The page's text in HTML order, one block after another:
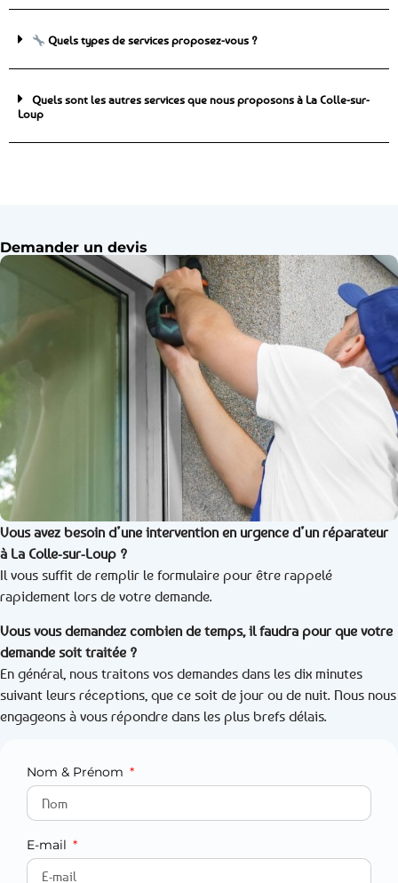
Quels types de services proposez-vous ?
Quels sont les autres services que nous proposons à La Colle-sur-
Loup
Demander un devis
Vous avez besoin d’une intervention en urgence d’un réparateur
à La Colle-sur-Loup ?
Il vous suffit de remplir le formulaire pour être rappelé
rapidement lors de votre demande.
Vous vous demandez combien de temps, il faudra pour que votre
demande soit traitée ?
En général, nous traitons vos demandes dans les dix minutes
suivant leurs réceptions, que ce soit de jour ou de nuit. Nous nous
engageons à vous répondre dans les plus brefs délais.
Nom & Prénom
E-mail